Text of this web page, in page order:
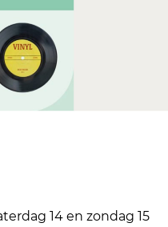
14 en zondag 15